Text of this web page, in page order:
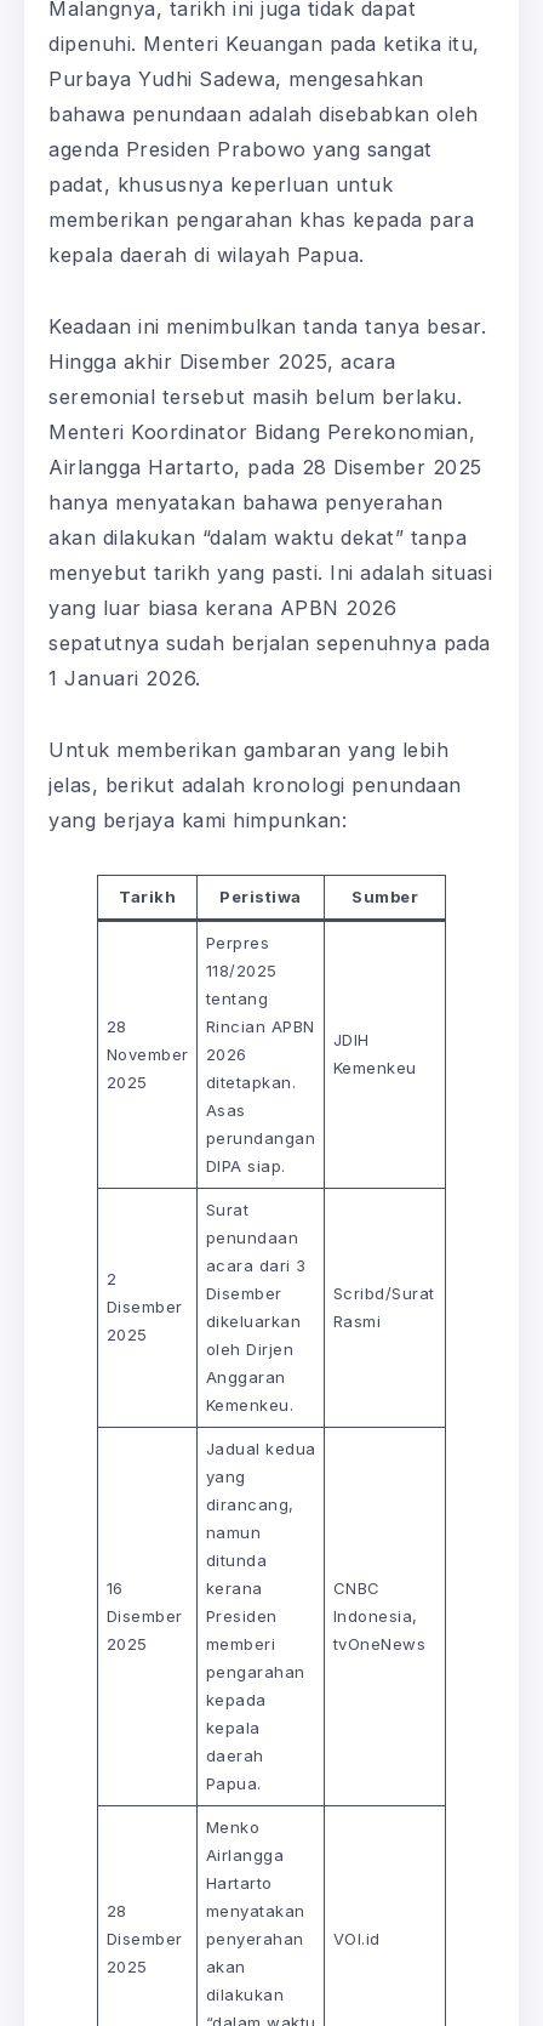
Malangnya, tarikh ini juga tidak dapat
dipenuhi. Menteri Keuangan pada ketika itu,
Purbaya Yudhi Sadewa, mengesahkan
bahawa penundaan adalah disebabkan oleh
agenda Presiden Prabowo yang sangat
padat, khususnya keperluan untuk
memberikan pengarahan khas kepada para
kepala daerah di wilayah Papua.
Keadaan ini menimbulkan tanda tanya besar.
Hingga akhir Disember 2025, acara
seremonial tersebut masih belum berlaku.
Menteri Koordinator Bidang Perekonomian,
Airlangga Hartarto, pada 28 Disember 2025
hanya menyatakan bahawa penyerahan
akan dilakukan “dalam waktu dekat” tanpa
menyebut tarikh yang pasti. Ini adalah situasi
yang luar biasa kerana APBN 2026
sepatutnya sudah berjalan sepenuhnya pada
1 Januari 2026.
Untuk memberikan gambaran yang lebih
jelas, berikut adalah kronologi penundaan
yang berjaya kami himpunkan:
Tarikh Peristiwa Sumber
28
November
2025
Perpres
118/2025
tentang
Rincian APBN
2026
ditetapkan.
Asas
perundangan
DIPA siap.
JDIH
Kemenkeu
2
Disember
2025
Surat
penundaan
acara dari 3
Disember
dikeluarkan
oleh Dirjen
Anggaran
Kemenkeu.
Scribd/Surat
Rasmi
16
Disember
2025
Jadual kedua
yang
dirancang,
namun
ditunda
kerana
Presiden
memberi
pengarahan
kepada
kepala
daerah
Papua.
CNBC
Indonesia,
tvOneNews
28
Disember
2025
Menko
Airlangga
Hartarto
menyatakan
penyerahan
akan
dilakukan
“dalam waktu
VOI.id